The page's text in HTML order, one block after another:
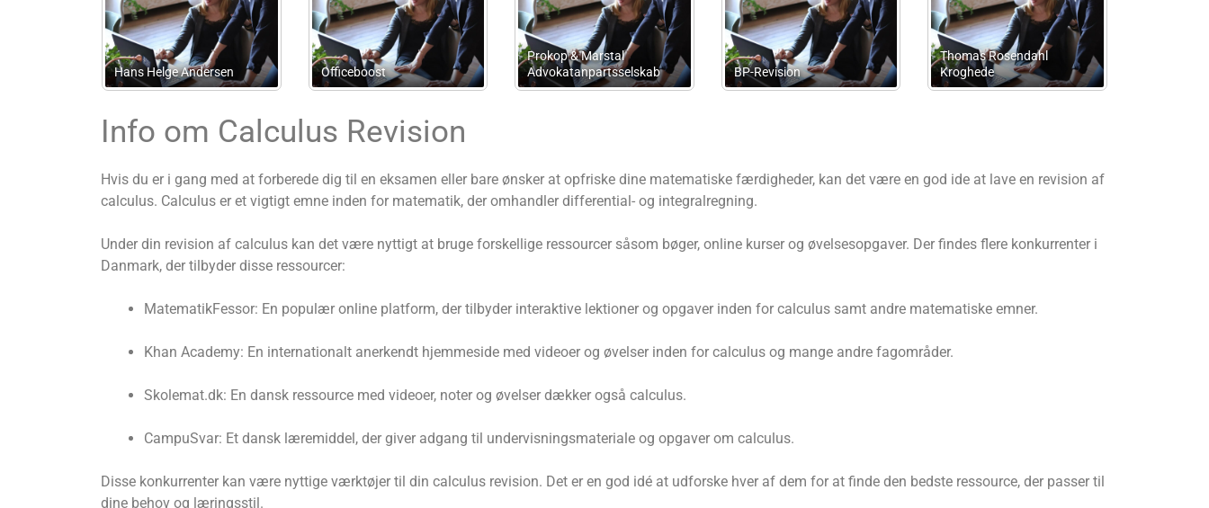
BP-Revision
Thomas Rosendahl
Kroghede
Advokat Kasper
Stjernegaard
Advokat Bendt Vangshardt Atv Technology ApS
Info om Calculus Revision
Hvis du er i gang med at forberede dig til en eksamen eller bare ønsker at opfriske dine matematiske færdigheder, kan det være en god ide at lave en revision af
calculus. Calculus er et vigtigt emne inden for matematik, der omhandler differential- og integralregning.
Under din revision af calculus kan det være nyttigt at bruge forskellige ressourcer såsom bøger, online kurser og øvelsesopgaver. Der findes flere konkurrenter i
Danmark, der tilbyder disse ressourcer:
MatematikFessor: En populær online platform, der tilbyder interaktive lektioner og opgaver inden for calculus samt andre matematiske emner.
Khan Academy: En internationalt anerkendt hjemmeside med videoer og øvelser inden for calculus og mange andre fagområder.
Skolemat.dk: En dansk ressource med videoer, noter og øvelser dækker også calculus.
CampuSvar: Et dansk læremiddel, der giver adgang til undervisningsmateriale og opgaver om calculus.
Disse konkurrenter kan være nyttige værktøjer til din calculus revision. Det er en god idé at udforske hver af dem for at finde den bedste ressource, der passer til
dine behov og læringsstil.